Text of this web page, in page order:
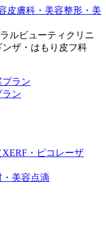
ルビューティクリニ
ザ・はもり皮フ科
ラン
ン
・ピコレーザ
美容点滴